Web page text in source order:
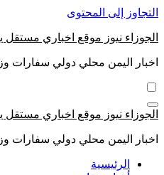
التجاوز إلى المحتوى
الجوزاء نيوز موقع اخباري مستقل
اخبار اليمن محلي دولي سفارات
الجوزاء نيوز موقع اخباري مستقل
اخبار اليمن محلي دولي سفارات
الرئيسية